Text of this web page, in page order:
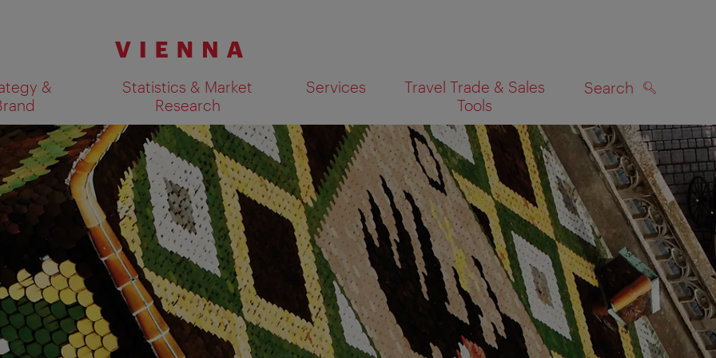
&
Statistics & Market
Research
Services
Travel Trade & Sales
Tools
Search
Show search results on map SEARCH